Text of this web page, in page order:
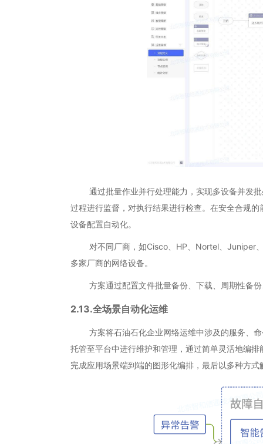
通过批量作业并行处理能力，实现多设备并发批
过程进行监督，对执行结果进行检查。在安全合规
设备配置自动化。
对不同厂商，如Cisco、HP、Nortel、Juniper、
多家厂商的网络设备。
方案通过配置文件批量备份、下载、周期性备份
2.13.全场景自动化运维
方案将石油石化企业网络运维中涉及的服务、命
托管至平台中进行维护和管理，通过简单灵活地编
完成应用场景端到端的图形化编排，最后以多种方